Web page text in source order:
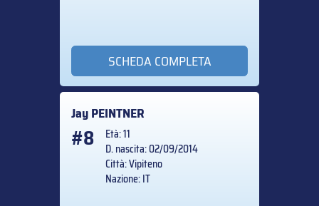
SCHEDA COMPLETA
JayPEINTNER
#8
Età: 11
D. nascita: 02/09/2014
Città: Vipiteno
Nazione: IT